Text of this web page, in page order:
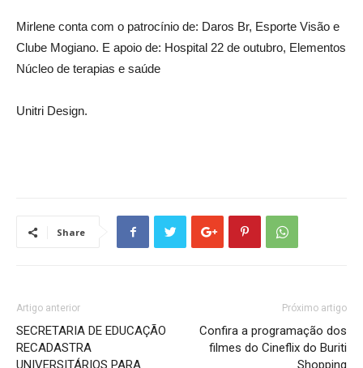
Mirlene conta com o patrocínio de: Daros Br, Esporte Visão e
Clube Mogiano. E apoio de: Hospital 22 de outubro, Elementos
Núcleo de terapias e saúde
Unitri Design.
Share
Artigo anterior
SECRETARIA DE EDUCAÇÃO
RECADASTRA
UNIVERSITÁRIOS PARA
Próximo artigo
Confira a programação dos
filmes do Cineflix do Buriti
Shopping